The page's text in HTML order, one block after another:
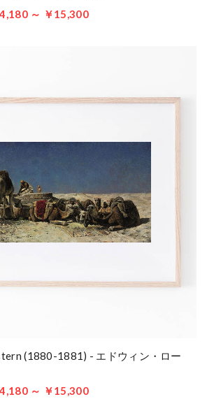
～ ￥15,300
(1880-1881) - エドウィン・ロー
～ ￥15,300